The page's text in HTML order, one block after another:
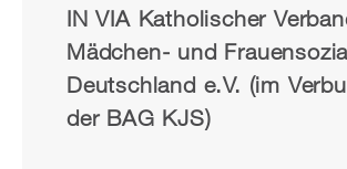
IN VIA Katholischer
Mädchen- und
Deutschland e.V. (im
der BAG KJS)